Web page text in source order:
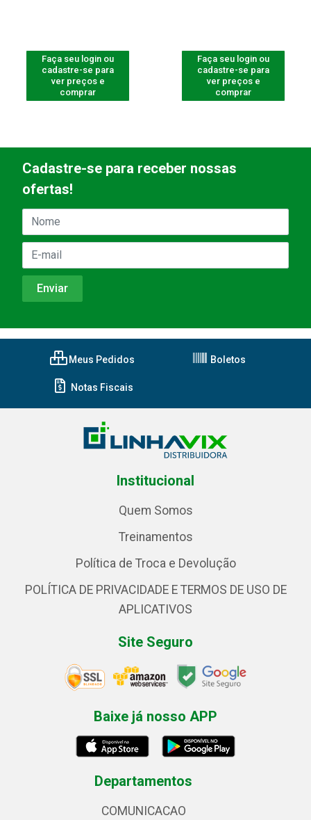
Faça seu login ou
cadastre-se para
ver preços e
comprar
Faça seu login ou
cadastre-se para
ver preços e
comprar
Cadastre-se para receber nossas
ofertas!
Meus Pedidos Boletos
Notas Fiscais
Institucional
Quem Somos
Treinamentos
Política de Troca e Devolução
POLÍTICA DE PRIVACIDADE E TERMOS DE USO DE
APLICATIVOS
Site Seguro
Baixe já nosso APP
Departamentos
COMUNICACAO